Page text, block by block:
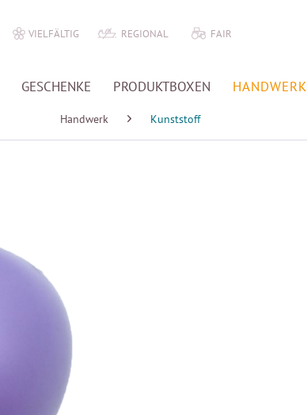
VIELFÄLTIG REGIONAL FAIR
GESCHENKE PRODUKTBOXEN HANDWERK
Handwerk Kunststoff